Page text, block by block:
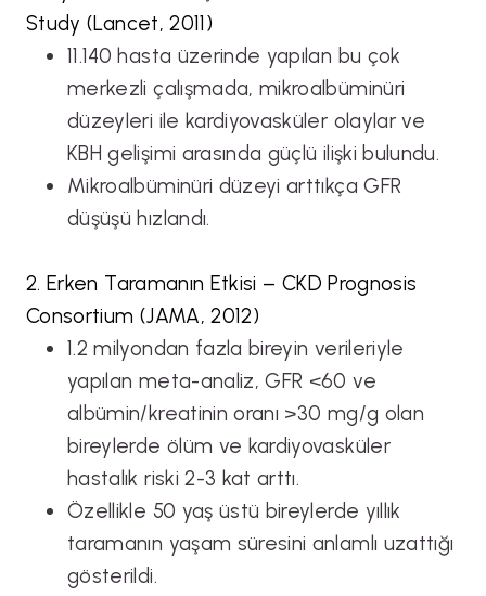
Study (Lancet, 2011)
11.140 hasta üzerinde yapılan bu çok
merkezli çalışmada, mikroalbüminüri
düzeyleri ile kardiyovasküler olaylar ve
KBH gelişimi arasında güçlü ilişki bulundu.
Mikroalbüminüri düzeyi arttıkça GFR
düşüşü hızlandı.
2. Erken Taramanın Etkisi – CKD Prognosis
Consortium (JAMA, 2012)
1.2 milyondan fazla bireyin verileriyle
yapılan meta-analiz, GFR <60 ve
albümin/kreatinin oranı >30 mg/g olan
bireylerde ölüm ve kardiyovasküler
hastalık riski 2-3 kat arttı.
Özellikle 50 yaş üstü bireylerde yıllık
taramanın yaşam süresini anlamlı uzattığı
gösterildi.